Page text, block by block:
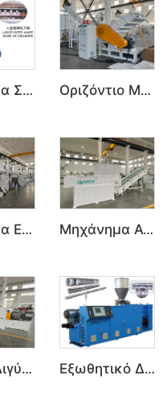
Μηχάνημα Συντριβής Μεγάλου Μεγέθου για Συντριβή Πλαστικού PVC PE PP PS ABS Οριζόντιο Μηχάνημα Κατασπασμού Σειράς SWP για Κατασπασμό Πλαστικών PVC PE PP
Μηχάνημα Εξαλείφτης Πλαστικού PVC Μολύβισμα και Τριβή Μηχάνημα Ανακύκλωσης Μονο-Αξόνα για Συντριβή Πλαστικού PVC PE HDPE LDPE
Κωνικό Διγύρο Εξωθητικό Σειράς SJZ για Πλαστικά PVC PE Εξωθητικό Διγύρο Παράλληλα Σειράς BRP Για Μηχάνημα Εξωθητικής PVC Πλαστικών